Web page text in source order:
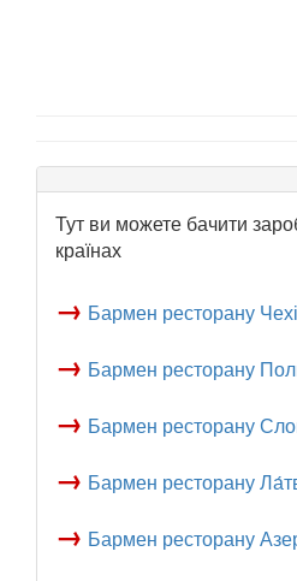
Тут ви можете бачити
країнах
→ Бармен ресторану
→ Бармен ресторану
→ Бармен ресторану
→ Бармен ресторану
→ Бармен ресторану